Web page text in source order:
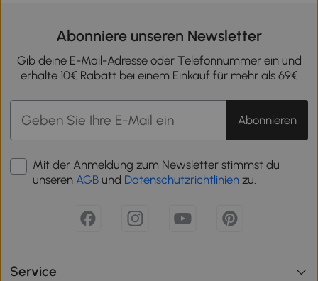
Abonniere unseren Newsletter
Gib deine E-Mail-Adresse oder Telefonnummer ein und
erhalte 10€ Rabatt bei einem Einkauf für mehr als 69€
Abonnieren
Mit der Anmeldung zum Newsletter stimmst du
unseren AGB und Datenschutzrichtlinien zu.
Service